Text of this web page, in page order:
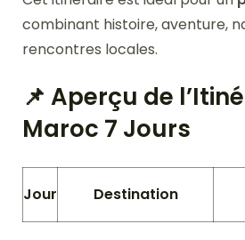
combinant histoire, aventure,
rencontres locales.
📌 Aperçu de
Maroc 7 Jours
Jour Destination